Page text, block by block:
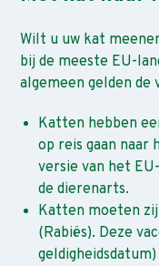
Wilt u uw kat
bij de meeste EU-
algemeen gelden de
Katten hebben
op reis gaan naar
versie van het
de dierenarts.
Katten moeten
(Rabiës). Deze